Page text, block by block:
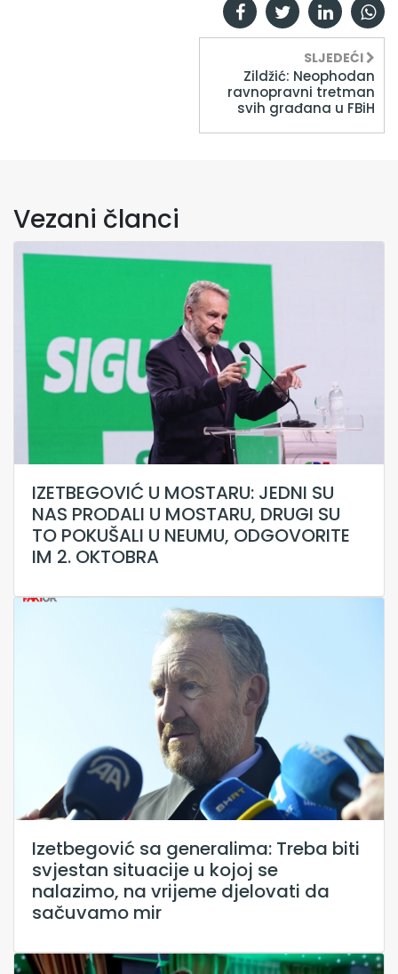
SLJEDEĆI
Zildžić: Neophodan
ravnopravni tretman
svih građana u FBiH
Vezani članci
IZETBEGOVIĆ U MOSTARU: JEDNI SU
NAS PRODALI U MOSTARU, DRUGI SU
TO POKUŠALI U NEUMU, ODGOVORITE
IM 2. OKTOBRA
Izetbegović sa generalima: Treba biti
svjestan situacije u kojoj se
nalazimo, na vrijeme djelovati da
sačuvamo mir